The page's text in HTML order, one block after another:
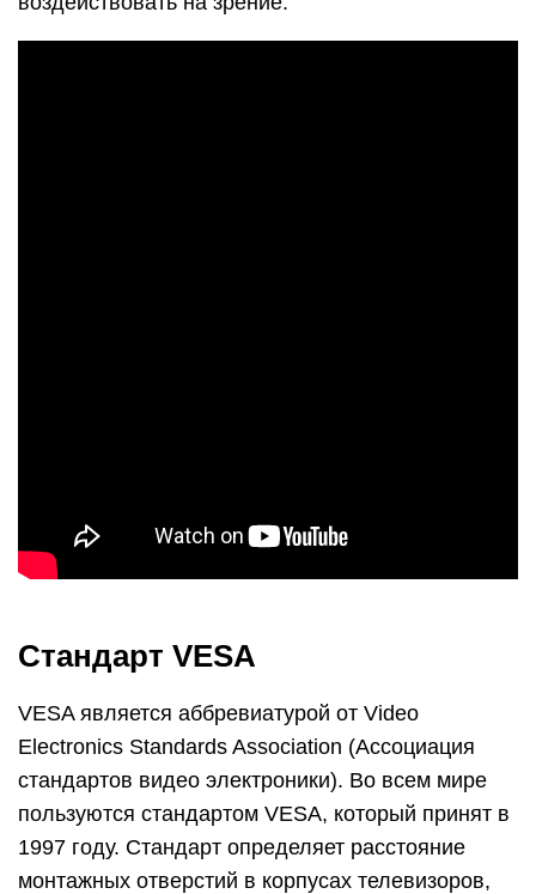
Стандарт VESA
VESA является аббревиатурой от Video
Electronics Standards Association (Ассоциация
стандартов видео электроники). Во всем мире
пользуются стандартом VESA, который принят в
1997 году. Стандарт определяет расстояние
монтажных отверстий в корпусах телевизоров,